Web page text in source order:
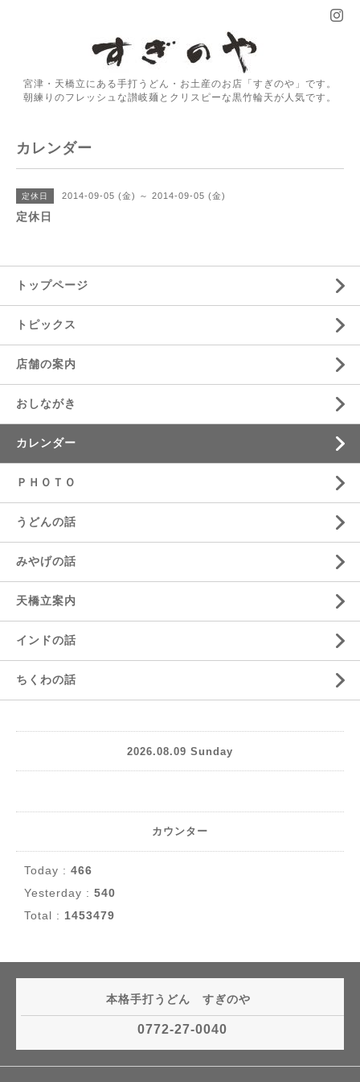
宮津・天橋立にある手打うどん・お土産のお店「すぎのや」です。
朝練りのフレッシュな讃岐麺とクリスピーな黒竹輪天が人気です。
カレンダー
定休日 2014-09-05 (金) ～ 2014-09-05 (金)
定休日
トップページ
トピックス
店舗の案内
おしながき
カレンダー
ＰＨＯＴＯ
うどんの話
みやげの話
天橋立案内
インドの話
ちくわの話
2026.08.09 Sunday
カウンター
Today : 466
Yesterday : 540
Total : 1453479
本格手打うどん すぎのや
0772-27-0040